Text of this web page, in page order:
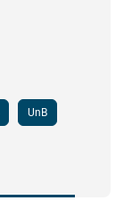
UnB